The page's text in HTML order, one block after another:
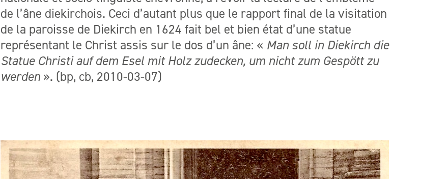
de l’âne diekirchois. Ceci d’autant plus que le rapport final de la visitation
de la paroisse de Diekirch en 1624 fait bel et bien état d’une statue
représentant le Christ assis sur le dos d’un âne: « Man soll in Diekirch die
Statue Christi auf dem Esel mit Holz zudecken, um nicht zum Gespött zu
werden ». (bp, cb, 2010-03-07)